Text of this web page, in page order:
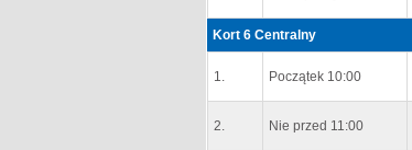
Kort 6 Centralny
1. Początek 10:00
2. Nie przed 11:00